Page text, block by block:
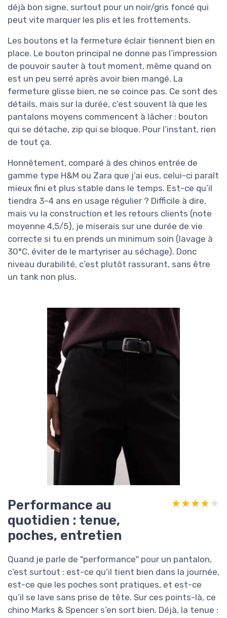
déjà bon signe, surtout pour un noir/gris foncé qui
peut vite marquer les plis et les frottements.
Les boutons et la fermeture éclair tiennent bien en
place. Le bouton principal ne donne pas l’impression
de pouvoir sauter à tout moment, même quand on
est un peu serré après avoir bien mangé. La
fermeture glisse bien, ne se coince pas. Ce sont des
détails, mais sur la durée, c’est souvent là que les
pantalons moyens commencent à lâcher : bouton
qui se détache, zip qui se bloque. Pour l’instant, rien
de tout ça.
Honnêtement, comparé à des chinos entrée de
gamme type H&M ou Zara que j’ai eus, celui-ci paraît
mieux fini et plus stable dans le temps. Est-ce qu’il
tiendra 3–4 ans en usage régulier ? Difficile à dire,
mais vu la construction et les retours clients (note
moyenne 4,5/5), je miserais sur une durée de vie
correcte si tu en prends un minimum soin (lavage à
30°C, éviter de le martyriser au séchage). Donc
niveau durabilité, c’est plutôt rassurant, sans être
un tank non plus.
Performance au
quotidien : tenue,
poches, entretien
★★★★★
★★★★★
Quand je parle de "performance" pour un pantalon,
c’est surtout : est-ce qu’il tient bien dans la journée,
est-ce que les poches sont pratiques, et est-ce
qu’il se lave sans prise de tête. Sur ces points-là, ce
chino Marks & Spencer s’en sort bien. Déjà, la tenue :